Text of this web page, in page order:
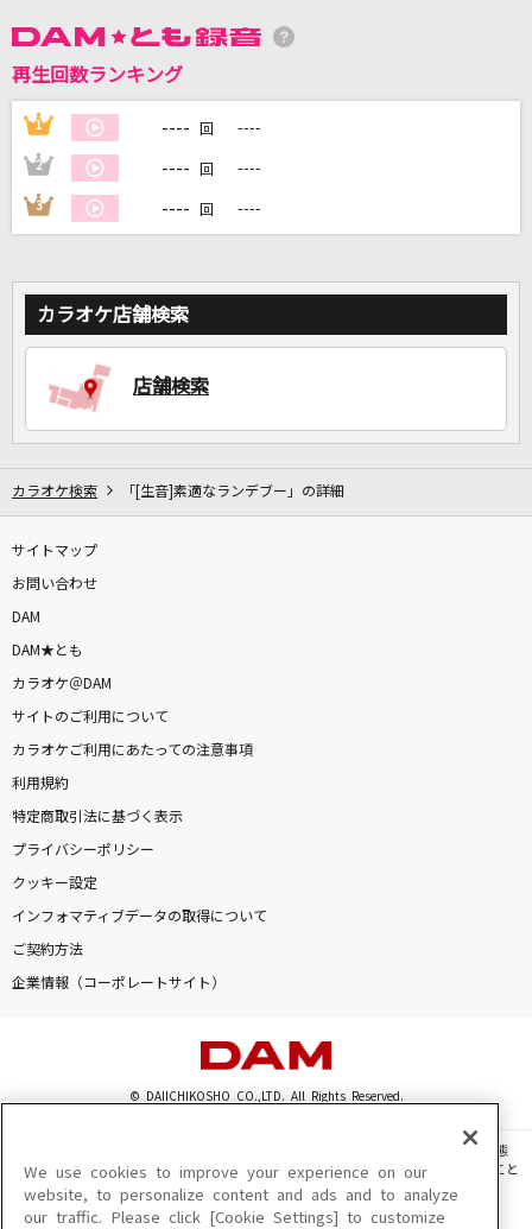
DAMの新曲・ランキングなど
DAMに会員登録・ログインして
自宅でカラオケ歌い放題！
再生回数ランキング
1 ---- 回 ----
2 ---- 回 ----
3 ---- 回 ----
カラオケ店舗検索
店舗検索
カラオケ検索 「[生音]素適なランデブー」の詳細
サイトマップ
お問い合わせ
DAM
DAM★とも
カラオケ＠DAM
サイトのご利用について
カラオケご利用にあたっての注意事項
利用規約
特定商取引法に基づく表示
プライバシーポリシー
クッキー設定
インフォマティブデータの取得について
ご契約方法
企業情報（コーポレートサイト）
© DAIICHIKOSHO CO.,LTD. All Rights Reserved.
このサイトに掲載されている一切の文章・画像・写真・動画・音声等を、手段や形態
を問わず、著作権法の定める範囲を超えて無断で複製、転載、ファイル化などすること
を禁じます。
楽曲及びコンテンツは、機種によりご利用いただけない場合があります。
We use cookies to improve your experience on our
website, to personalize content and ads and to analyze
our traffic. Please click [Cookie Settings] to customize